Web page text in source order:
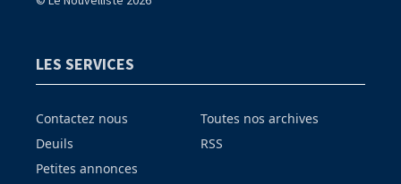
LES SERVICES
Contactez nous
Deuils
Petites annonces
Toutes nos archives
RSS